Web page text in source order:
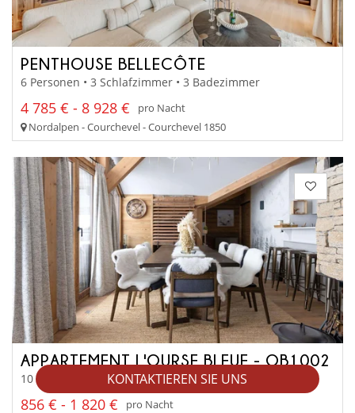
KONTAKTIEREN SIE UNS
PENTHOUSE BELLECÔTE
6 Personen • 3 Schlafzimmer • 3 Badezimmer
4 785 € - 8 928 €
pro Nacht
Nordalpen - Courchevel - Courchevel 1850
APPARTEMENT L'OURSE BLEUE - OB1002
10 Personen • 4 Schlafzimmer • 4 Badezimmer
856 € - 1 820 € pro Nacht